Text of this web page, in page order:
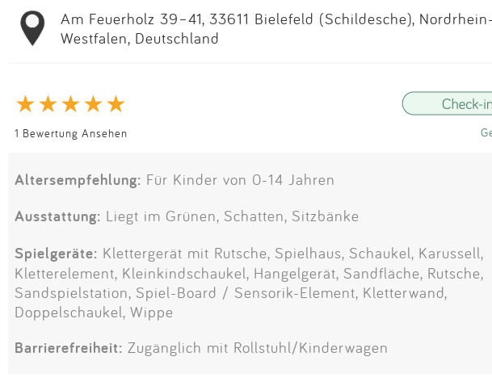
Am Feuerholz 39–41, 33611 Bielefeld (Schildesche), Nordrhein-
Westfalen, Deutschland
1 Bewertung Ansehen
Altersempfehlung: Für Kinder von 0-14 Jahren
Ausstattung: Liegt im Grünen, Schatten, Sitzbänke
Spielgeräte: Klettergerät mit Rutsche, Spielhaus, Schaukel, Karussell,
Kletterelement, Kleinkindschaukel, Hangelgerät, Sandfläche, Rutsche,
Sandspielstation, Spiel-Board / Sensorik-Element, Kletterwand,
Doppelschaukel, Wippe
Barrierefreiheit: Zugänglich mit Rollstuhl/Kinderwagen